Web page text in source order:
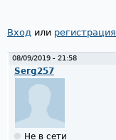
Страницы
Вход или регистрация
08/09/2019 - 21:58
Serg257
Не в сети